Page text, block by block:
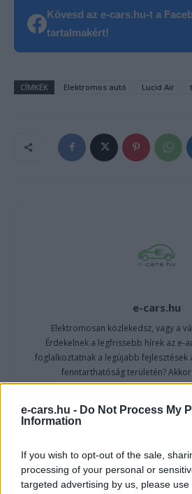
e-cars.hu - Do Not Process My
Information
If you wish to opt-out of the sale,
processing of your personal or
targeted advertising by us, please
Kövesd az e-cars.hu-t a
tartalmakért!
CÍMKÉK Elektromos autó Lucid Air
e-cars.hu
Elektromosan közlekedsz, vagy a
Érdekelnek a legfrissebb hírek az e-
foglalkoztatnak a legújabb fejlesztések
fenntarthatóság területén?
Kína szigorú határt
5% lehet a hiba az